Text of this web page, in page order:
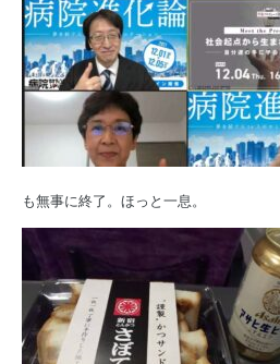
も無事に終了。ほっと一息。